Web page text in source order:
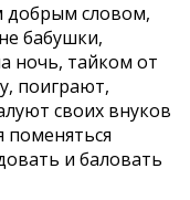
добрым словом,
бабушки,
ночь, тайком от
поиграют,
своих внуков
поменяться
и баловать